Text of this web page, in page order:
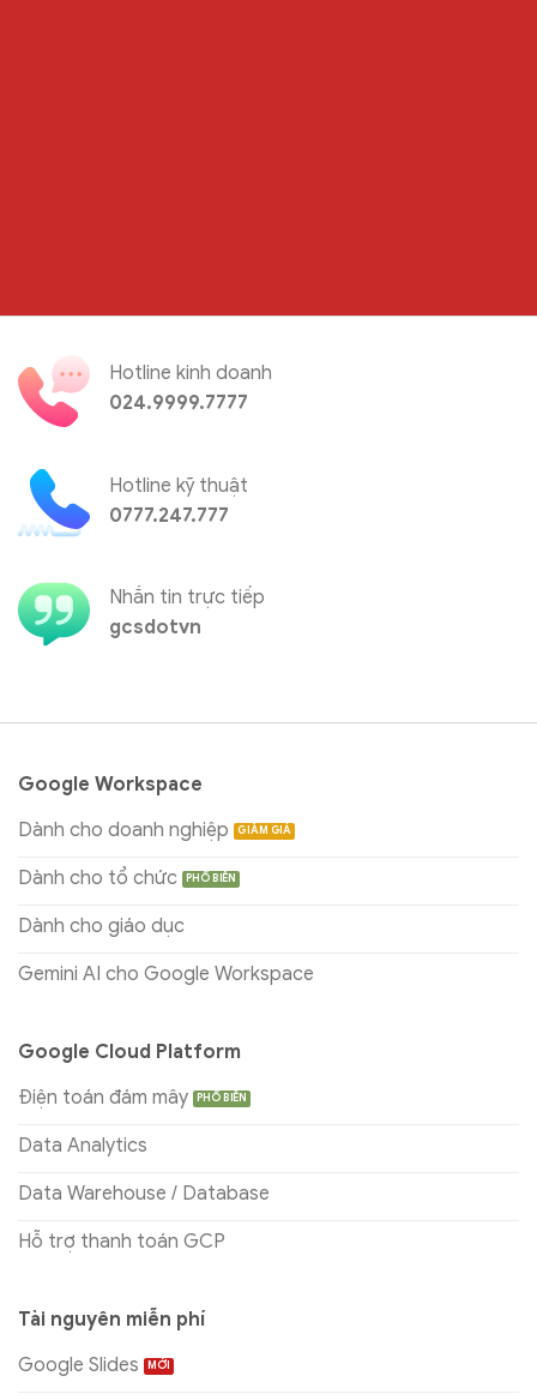
Hotline kinh doanh
024.9999.7777
Hotline kỹ thuật
0777.247.777
Nhắn tin trực tiếp
gcsdotvn
Google Workspace
Dành cho doanh nghiệp
Dành cho tổ chức
Dành cho giáo dục
Gemini AI cho Google Workspace
Google Cloud Platform
Điện toán đám mây
Data Analytics
Data Warehouse / Database
Hỗ trợ thanh toán GCP
Tài nguyên miễn phí
Google Slides